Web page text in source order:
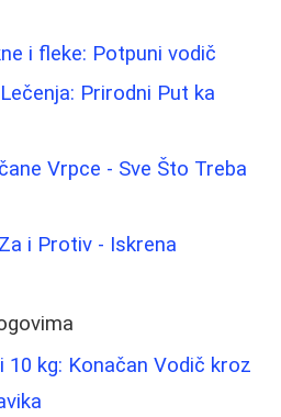
i fleke: Potpuni vodič
Prirodni Put ka
Vrpce - Sve Što Treba
i Protiv - Iskrena
10 kg: Konačan Vodič kroz